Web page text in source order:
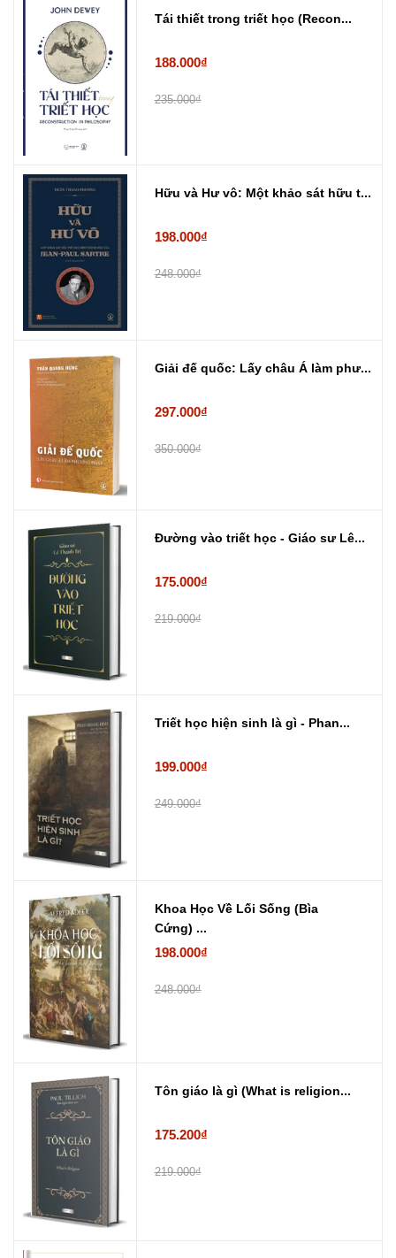
Tái thiết trong triết học (Recon...
188.000₫
235.000₫
Hữu và Hư vô: Một khảo sát hữu t...
198.000₫
248.000₫
Giải đế quốc: Lấy châu Á làm phư...
297.000₫
350.000₫
Đường vào triết học - Giáo sư Lê...
175.000₫
219.000₫
Triết học hiện sinh là gì - Phan...
199.000₫
249.000₫
Khoa Học Về Lối Sống (Bìa
Cứng) ...
198.000₫
248.000₫
Tôn giáo là gì (What is religion...
175.200₫
219.000₫